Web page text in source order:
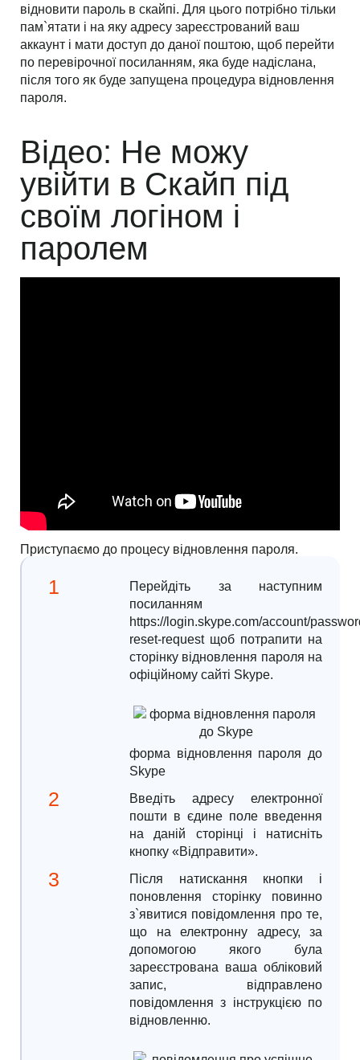
відновити пароль в скайпі. Для цього потрібно тільки
пам`ятати і на яку адресу зареєстрований ваш
аккаунт і мати доступ до даної поштою, щоб перейти
по перевірочної посиланням, яка буде надіслана,
після того як буде запущена процедура відновлення
пароля.
Відео: Не можу
увійти в Скайп під
своїм логіном і
паролем
Приступаємо до процесу відновлення пароля.
Перейдіть за наступним
посиланням
https://login.skype.com/account/
reset-request щоб потрапити на
сторінку відновлення пароля на
офіційному сайті Skype.
форма відновлення пароля до
Skype
Введіть адресу електронної
пошти в єдине поле введення
на даній сторінці і натисніть
кнопку «Відправити».
Після натискання кнопки і
поновлення сторінку повинно
з`явитися повідомлення про те,
що на електронну адресу, за
допомогою якого була
зареєстрована ваша обліковий
запис, відправлено
повідомлення з інструкцією по
відновленню.